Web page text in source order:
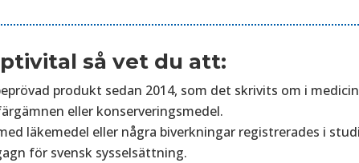
så vet du att:
produkt sedan 2014, som det skrivits om i
eller konserveringsmedel.
läkemedel eller några biverkningar registrerades i
för svensk sysselsättning.